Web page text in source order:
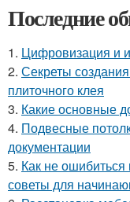
Последние
1. Цифровизация и
2. Секреты
плиточного клея
3. Какие основные
4. Подвесные
документации
5. Как не
советы для